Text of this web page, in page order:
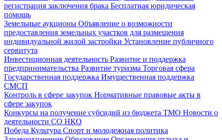
регистрация заключения брака Бесплатная юридическая
помощь
Земельные аукционы Объявление о возможности
предоставления земельных участков для размещения
индивидуальной жилой застройки Установление публичного
сервитута
Инвестиционная деятельность Развитие и поддержка
предпринимательства Развитие туризма Торговая сфера
Государственная поддержка Имущественная поддержка
СМСП
Контроль в сфере закупок Нормативные правовые акты в
сфере закупок
Конкурсы на получение субсидий из бюджета ТМО Новости о
деятельности СО НКО
Победа Культура Спорт и молодежная политика